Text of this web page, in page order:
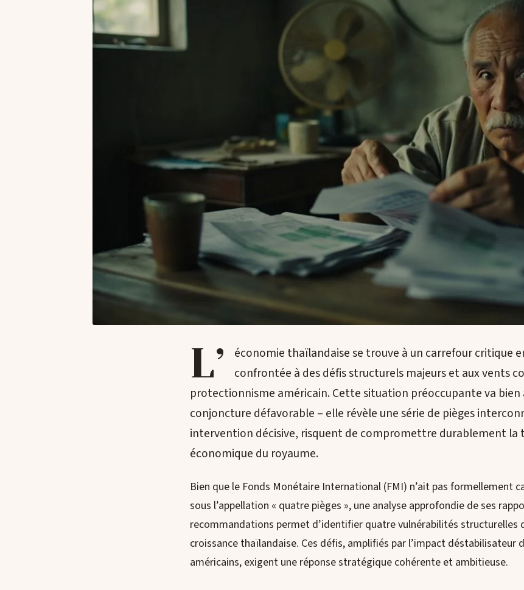
L’
économie thaïlandaise se trouve à un carrefour critique
confrontée à des défis structurels majeurs et aux vents
protectionnisme américain. Cette situation préoccupante va bien
conjoncture défavorable – elle révèle une série de pièges
intervention décisive, risquent de compromettre durablement la
économique du royaume.
Bien que le Fonds Monétaire International (FMI) n’ait pas formellement
sous l’appellation « quatre pièges », une analyse approfondie de ses
recommandations permet d’identifier quatre vulnérabilités structurelles
croissance thaïlandaise. Ces défis, amplifiés par l’impact déstabilisateur
américains, exigent une réponse stratégique cohérente et ambitieuse.